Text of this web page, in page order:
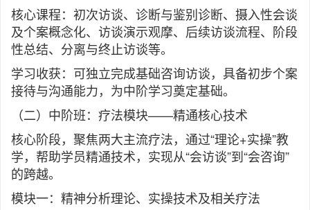
核心课程：初次访谈、诊断与鉴别诊断、摄入性会谈
及个案概念化、访谈演示观摩、后续访谈流程、阶段
性总结、分离与终止访谈等。
学习收获：可独立完成基础咨询访谈，具备初步个案
接待与沟通能力，为中阶学习奠定基础。
（二）中阶班：疗法模块——精通核心技术
核心阶段，聚焦两大主流疗法，通过“理论+实操”教
学，帮助学员精通技术，实现从“会访谈”到“会咨询”
的跨越。
模块一：精神分析理论、实操技术及相关疗法